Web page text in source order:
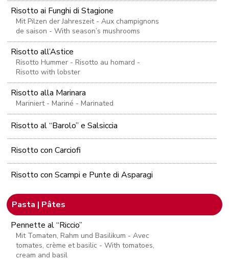
Risotto ai Funghi di Stagione
Mit Pilzen der Jahreszeit - Aux champignons
de saison - With season’s mushrooms
Risotto all’Astice
Risotto Hummer - Risotto au homard -
Risotto with lobster
Risotto alla Marinara
Mariniert - Mariné - Marinated
Risotto al “Barolo” e Salsiccia
Risotto con Carciofi
Risotto con Scampi e Punte di Asparagi
Pasta | Pâtes
Pennette al “Riccio”
Mit Tomaten, Rahm und Basilikum - Avec
tomates, crème et basilic - With tomatoes,
cream and basil